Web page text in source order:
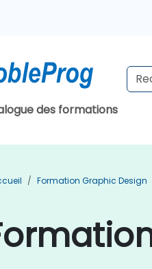
des formations
Formation Graphic Design